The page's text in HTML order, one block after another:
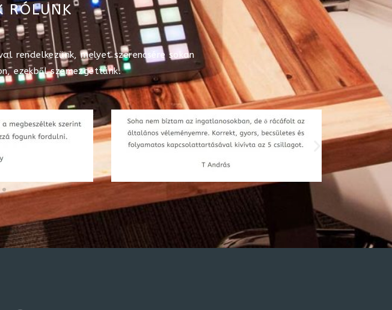
RÓLUNK
rendelkezünk, melyet szerencsére sokan
ezekből szemezgettünk.